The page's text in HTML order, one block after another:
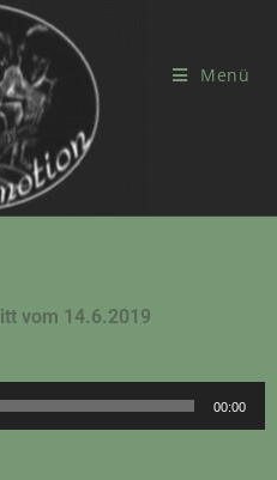
Menü
vom 14.6.2019
00:00